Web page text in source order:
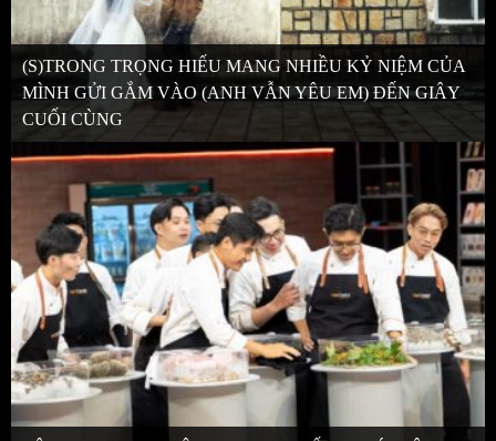
(S)TRONG TRỌNG HIẾU MANG NHIỀU KỶ NIỆM CỦA
MÌNH GỬI GẮM VÀO (ANH VẪN YÊU EM) ĐẾN GIÂY
CUỐI CÙNG